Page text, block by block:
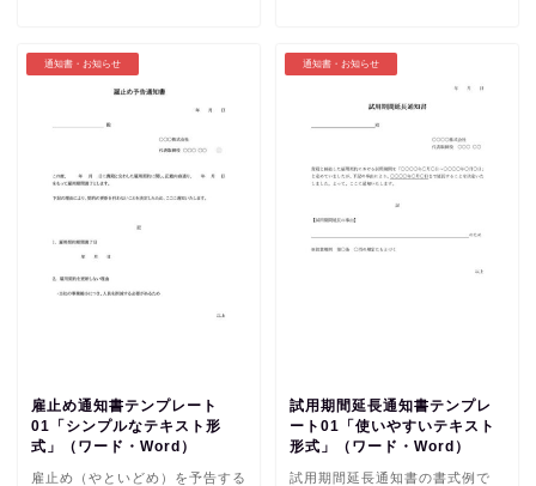
通知書・お知らせ
雇止め通知書テンプレート
01「シンプルなテキスト形
式」（ワード・Word）
雇止め（やといどめ）を予告する
通知書・お知らせ
試用期間延長通知書テンプレ
ート01「使いやすいテキスト
形式」（ワード・Word）
試用期間延長通知書の書式例で